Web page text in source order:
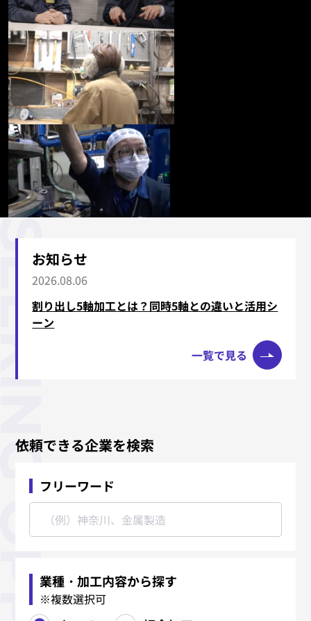
お知らせ
2026.08.06
割り出し5軸加工とは？同時5軸との違いと活用シ
ーン
一覧で見る
依頼できる企業を検索
フリーワード
業種・加工内容から探す
※複数選択可